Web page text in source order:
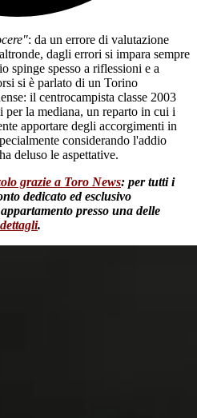
: da un errore di valutazione
dagli errori si impara sempre
spinge spesso a riflessioni e a
si è parlato di un Torino
il centrocampista classe 2003
per la mediana, un reparto in cui i
apportare degli accorgimenti in
considerando l'addio
deluso le aspettative.
grazie a Toro News: per tutti i
dedicato ed esclusivo
presso una delle
.